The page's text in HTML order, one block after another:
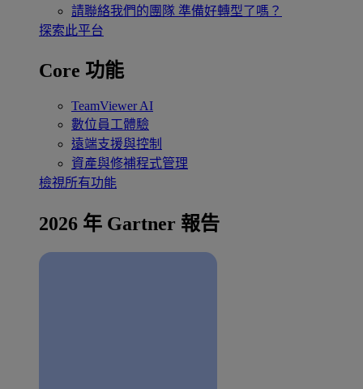
請聯絡我們的團隊 準備好轉型了嗎？
探索此平台
Core 功能
TeamViewer AI
數位員工體驗
遠端支援與控制
資產與修補程式管理
檢視所有功能
2026 年 Gartner 報告